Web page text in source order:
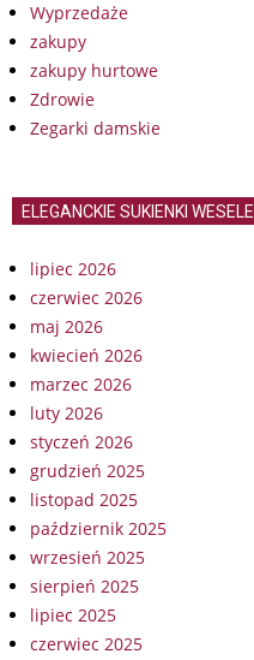
Wyprzedaże
zakupy
zakupy hurtowe
Zdrowie
Zegarki damskie
ELEGANCKIE SUKIENKI WESELE
lipiec 2026
czerwiec 2026
maj 2026
kwiecień 2026
marzec 2026
luty 2026
styczeń 2026
grudzień 2025
listopad 2025
październik 2025
wrzesień 2025
sierpień 2025
lipiec 2025
czerwiec 2025